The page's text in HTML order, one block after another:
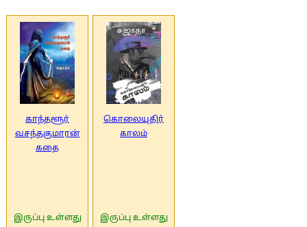
காந்தளூர்
வசந்தகுமாரன்
கதை
இருப்பு உள்ளது
கொலையுதிர்
காலம்
இருப்பு உள்ளது